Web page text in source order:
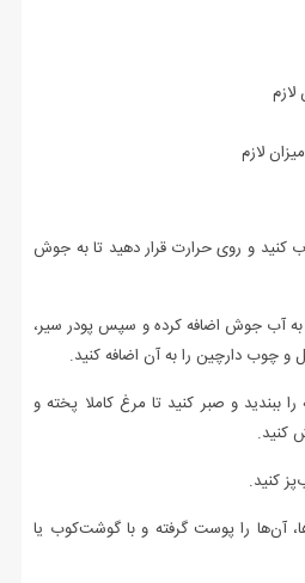
لازم
کنید و روی حرارت قرار دهید تا به جوش
به آب جوش اضافه کرده و سپس پودر سیر،
و چوب دارچین را به آن اضافه کنید.
را ببندید و صبر کنید تا مرغ کاملا پخته و
کنید.
آن‌ها را پوست گرفته و با گوشت‌کوب یا